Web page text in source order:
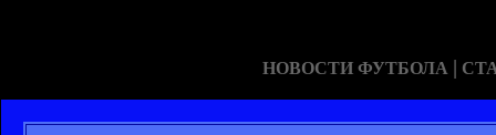
НОВОСТИ ФУТБОЛА |